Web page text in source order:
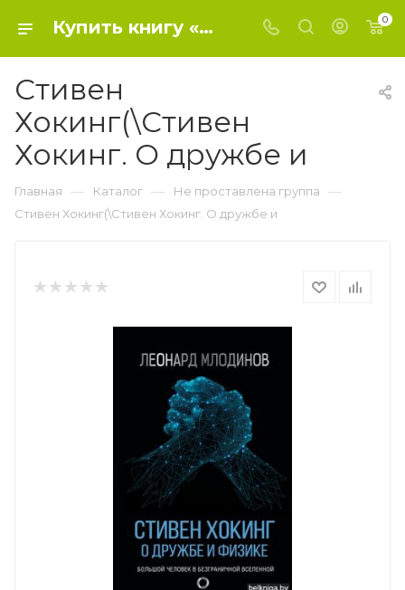
Купить книгу «Стивен Хокинг(\Стивен Хокинг. О дружбе и» 2020, Млодинов Л. - Не проставлена группа 0
Стивен
Хокинг(\Стивен
Хокинг. О дружбе и
Главная — Каталог — Не проставлена группа —
Стивен Хокинг(\Стивен Хокинг. О дружбе и